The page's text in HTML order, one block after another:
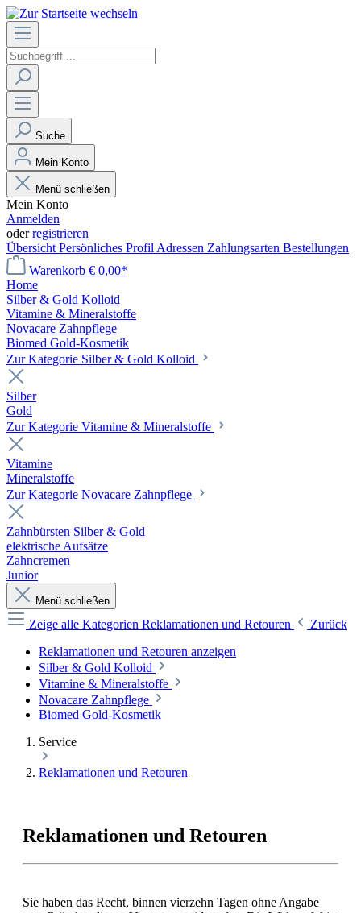
Suche
Mein Konto
Menü schließen
Mein Konto
Anmelden
oderregistrieren
Übersicht Persönliches Profil Adressen Zahlungsarten Bestellungen
Warenkorb € 0,00*
Home
Silber & Gold Kolloid
Vitamine & Mineralstoffe
Novacare Zahnpflege
Biomed Gold-Kosmetik
Zur Kategorie Silber & Gold Kolloid
Silber
Gold
Zur Kategorie Vitamine & Mineralstoffe
Vitamine
Mineralstoffe
Zur Kategorie Novacare Zahnpflege
Zahnbürsten Silber & Gold
elektrische Aufsätze
Zahncremen
Junior
Menü schließen
Zeige alle Kategorien Reklamationen und Retouren
Zurück
Reklamationen und Retouren anzeigen
Silber & Gold Kolloid
Vitamine & Mineralstoffe
Novacare Zahnpflege
Biomed Gold-Kosmetik
Service
Reklamationen und Retouren
Reklamationen und Retouren
Sie haben das Recht, binnen vierzehn Tagen ohne Angabe